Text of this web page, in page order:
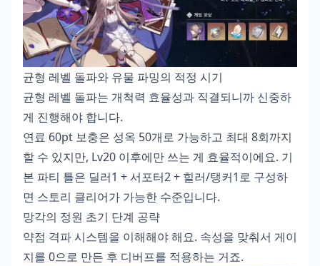
균형 레벨 돌파와 유물 파밍의 적정 시기
균형 레벨 돌파는 개척력 효율성과 직결되니까 신중하
게 진행해야 합니다.
연료 60pt 보충은 성옥 50개로 가능하고 최대 8회까지
할 수 있지만, Lv20 이후에만 쓰는 게 효율적이에요. 기
본 파티 틀은 딜러1 + 서포터2 + 힐러/탱커1로 구성하
면 스토리 클리어가 가능한 수준입니다.
망각의 정원 초기 단계 공략
약점 격파 시스템을 이해해야 해요. 속성을 맞춰서 게이
지를 0으로 만든 후 디버프를 적용하는 거죠.